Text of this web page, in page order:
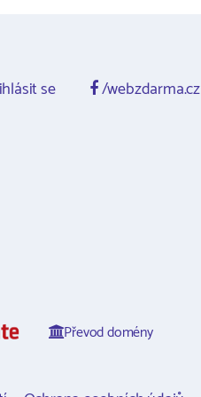
se /webzdarma.cz
Převod domény